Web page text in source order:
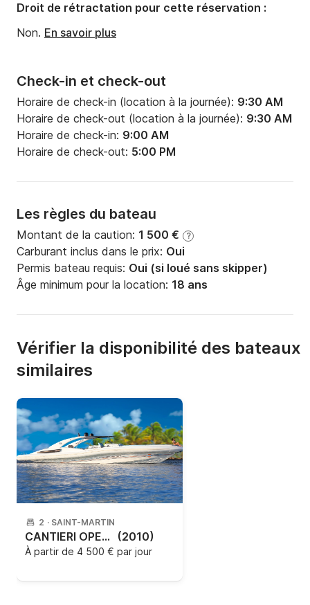
Check-in et check-out
Horaire de check-in (location à la journée): 9:30 AM
Horaire de check-out (location à la journée): 9:30 AM
Horaire de check-in: 9:00 AM
Horaire de check-out: 5:00 PM
Les règles du bateau
Montant de la caution: 1 500 € ?
Carburant inclus dans le prix: Oui
Permis bateau requis: Oui (si loué sans skipper)
Âge minimum pour la location: 18 ans
Droit de rétractation pour cette réservation :
Non. En savoir plus
Vérifier la disponibilité des bateaux
similaires
2 · SAINT-MARTIN
CANTIERI OPERA - OPERA 60 (2010)
À partir de 4 500 € par jour